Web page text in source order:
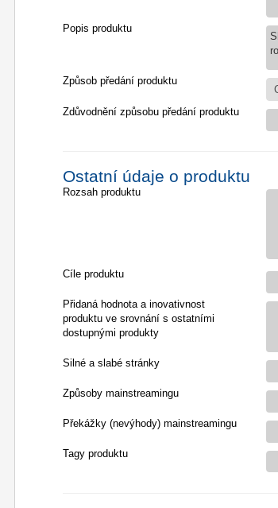
Popis produktu
Způsob předání produktu
Zdůvodnění způsobu předání produktu
Ostatní údaje o produktu
Rozsah produktu
Cíle produktu
Přidaná hodnota a inovativnost
produktu ve srovnání s ostatními
dostupnými produkty
Silné a slabé stránky
Způsoby mainstreamingu
Překážky (nevýhody) mainstreamingu
Tagy produktu